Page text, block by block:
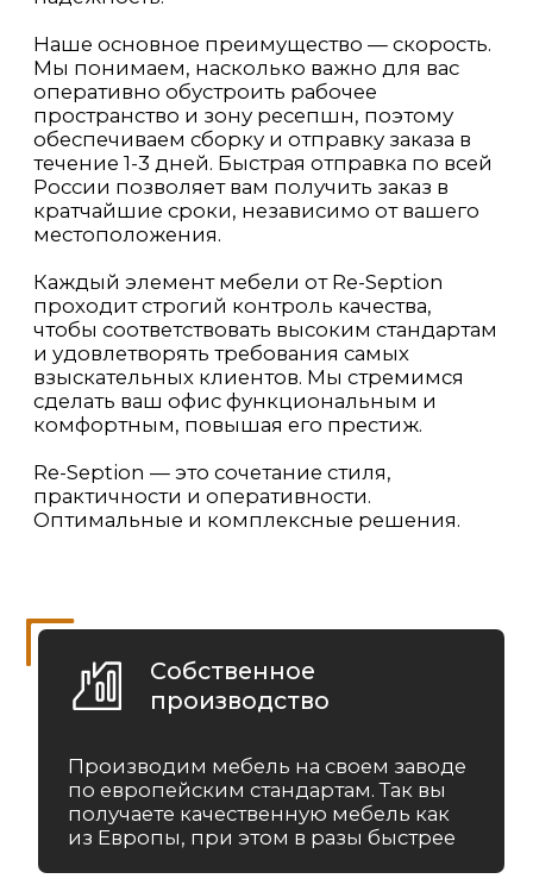
ЗАКАЗАТЬ
ИНДИВИДУАЛЬНЫЙ
РАСЧЁТ
Оставьте свои контактные
данные, мы с вами свяжемся и
обсудим ваш заказ
+7
Я даю согласие на обработку своих
персональных данных и согласен
политикой конфиденциальности
Производство мебели для бизнеса
Наши адреса: